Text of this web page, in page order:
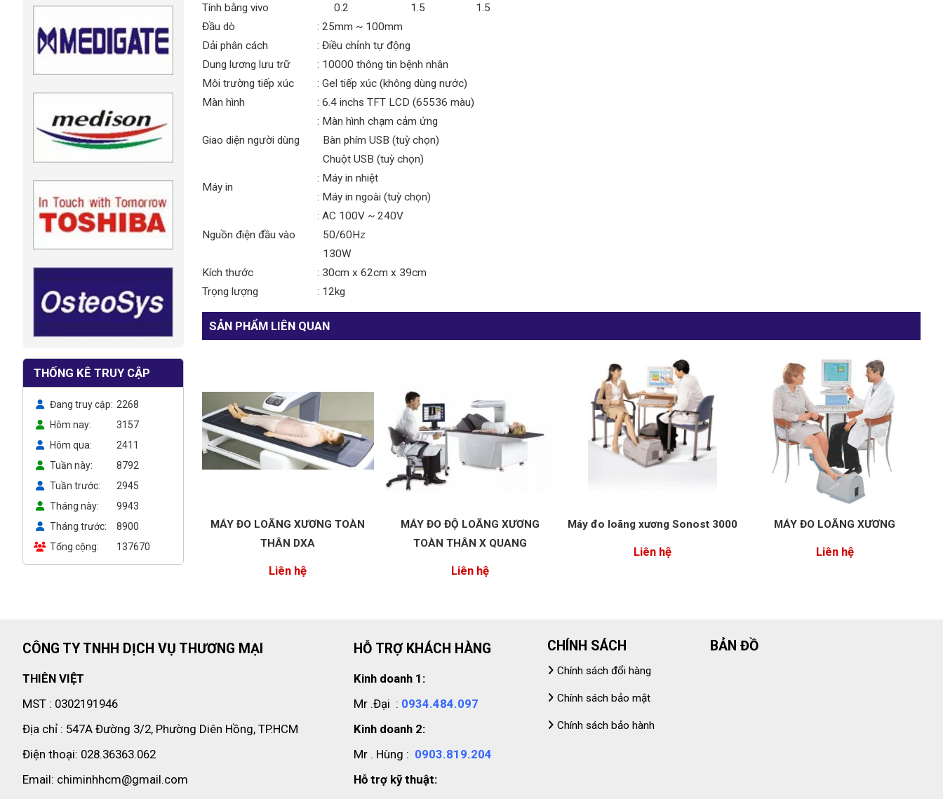
THỐNG KÊ TRUY CẬP
Đang truy cập
2268
Hôm nay
3157
Hôm qua
2411
Tuần này
8792
Tuần trước
2945
Tháng này
9943
Tháng trước
8900
Tổng cộng
137670
Tính bằng vivo
0.2 1.5 1.5
Đầu dò
: 25mm ~ 100mm
Dải phân cách
: Điều chỉnh tự động
Dung lương lưu trữ
: 10000 thông tin bệnh nhân
Môi trường tiếp xúc
: Gel tiếp xúc (không dùng nước)
Màn hình
: 6.4 inchs TFT LCD (65536 màu)
Giao diện người dùng
: Màn hình chạm cảm ứng
Bàn phím USB (tuỳ chọn)
Chuột USB (tuỳ chọn)
Máy in
: Máy in nhiệt
: Máy in ngoài (tuỳ chọn)
Nguồn điện đầu vào
: AC 100V ~ 240V
50/60Hz
130W
Kích thước
: 30cm x 62cm x 39cm
Trọng lượng
: 12kg
SẢN PHẨM LIÊN QUAN
MÁY ĐO LOÃNG XƯƠNG TOÀN
THÂN DXA
Liên hệ
MÁY ĐO ĐỘ LOÃNG XƯƠNG
TOÀN THÂN X QUANG
Liên hệ
Máy đo loãng xương Sonost 3000
Liên hệ
MÁY ĐO LOÃNG XƯƠNG
Liên hệ
CÔNG TY TNHH DỊCH VỤ THƯƠNG MẠI
THIÊN VIỆT
MST : 0302191946
Địa chỉ : 547A Đường 3/2, Phường Diên Hồng, TP.HCM
Điện thoại: 028.36363.062
Email: chiminhhcm@gmail.com
HỖ TRỢ KHÁCH HÀNG
Kinh doanh 1:
Mr .Đại : 0934.484.097
Kinh doanh 2:
Mr . Hùng : 0903.819.204
Hỗ trợ kỹ thuật:
CHÍNH SÁCH
Chính sách đổi hàng
Chính sách bảo mật
Chính sách bảo hành
BẢN ĐỒ